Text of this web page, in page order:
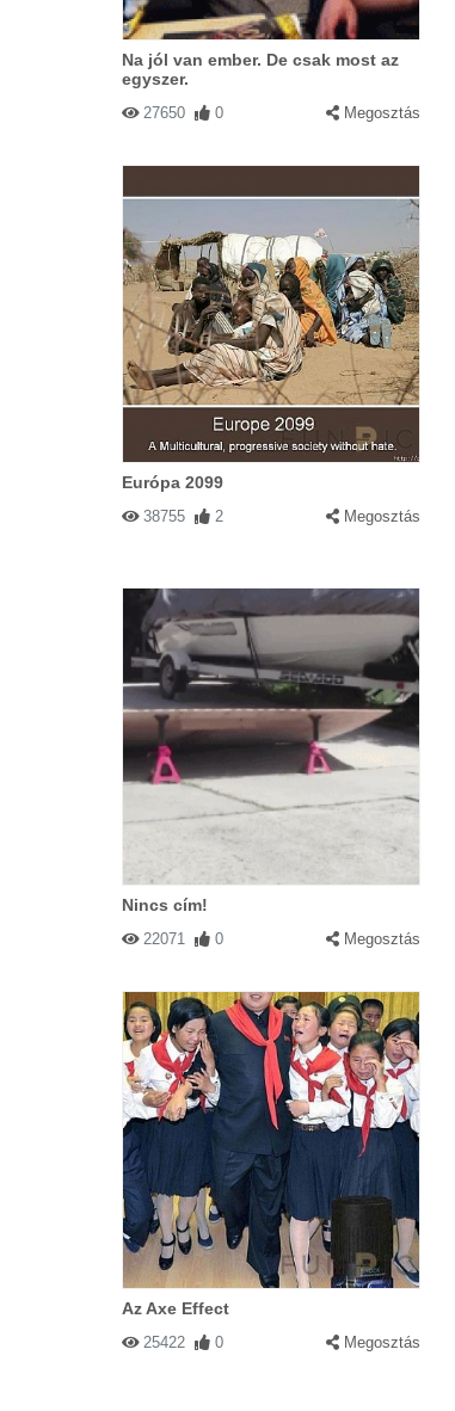
Na jól van ember. De csak most az
egyszer.
27650 0 Megosztás
Európa 2099
38755 2 Megosztás
Nincs cím!
22071 0 Megosztás
Az Axe Effect
25422 0 Megosztás